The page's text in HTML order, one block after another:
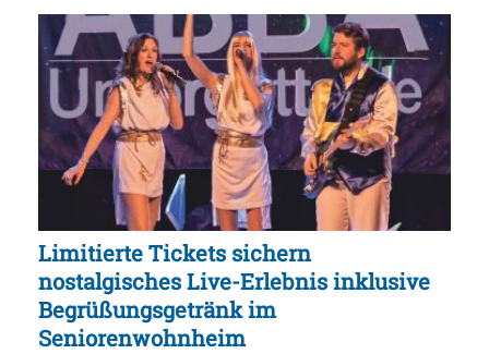
Limitierte Tickets sichern
nostalgisches Live-Erlebnis inklusive
Begrüßungsgetränk im
Seniorenwohnheim